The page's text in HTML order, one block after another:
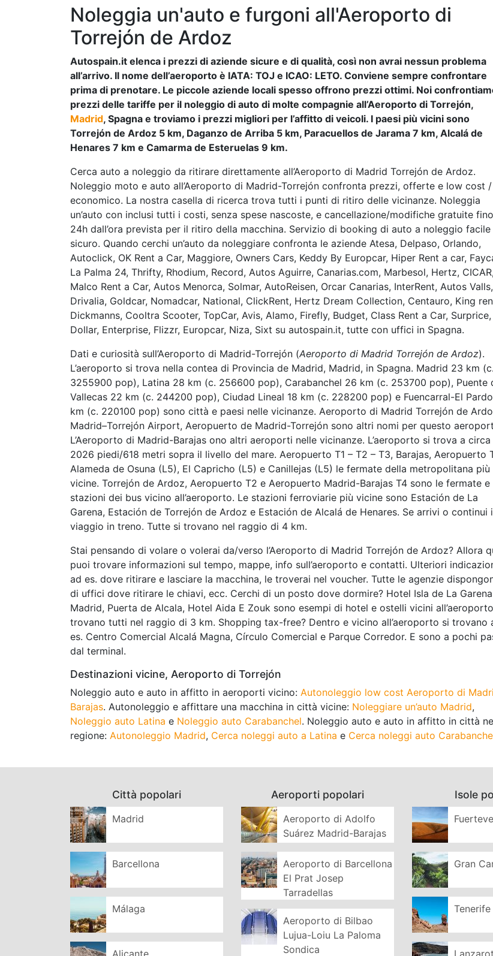
Noleggia un'auto e furgoni all'Aeroporto di
Torrejón de Ardoz
Autospain.it elenca i prezzi di aziende sicure e di qualità, così non avrai nessun problema
all’arrivo. Il nome dell’aeroporto è IATA: TOJ e ICAO: LETO. Conviene sempre confrontare
prima di prenotare. Le piccole aziende locali spesso offrono prezzi ottimi. Noi
prezzi delle tariffe per il noleggio di auto di molte compagnie all’Aeroporto di Torrejón,
Madrid, Spagna e troviamo i prezzi migliori per l’affitto di veicoli. I paesi più vicini sono
Torrejón de Ardoz 5 km, Daganzo de Arriba 5 km, Paracuellos de Jarama 7 km, Alcalá de
Henares 7 km e Camarma de Esteruelas 9 km.
Cerca auto a noleggio da ritirare direttamente all’Aeroporto di Madrid Torrejón de Ardoz.
Noleggio moto e auto all’Aeroporto di Madrid-Torrejón confronta prezzi, offerte e low cost /
economico. La nostra casella di ricerca trova tutti i punti di ritiro delle vicinanze. Noleggia
un’auto con inclusi tutti i costi, senza spese nascoste, e cancellazione/modifiche gratuite
24h dall’ora prevista per il ritiro della macchina. Servizio di booking di auto a noleggio facile
sicuro. Quando cerchi un’auto da noleggiare confronta le aziende Atesa, Delpaso, Orlando,
Autoclick, OK Rent a Car, Maggiore, Owners Cars, Keddy By Europcar, Hiper Rent a car,
La Palma 24, Thrifty, Rhodium, Record, Autos Aguirre, Canarias.com, Marbesol, Hertz, CICAR,
Malco Rent a Car, Autos Menorca, Solmar, AutoReisen, Orcar Canarias, InterRent, Autos Valls,
Drivalia, Goldcar, Nomadcar, National, ClickRent, Hertz Dream Collection, Centauro, King
Dickmanns, Cooltra Scooter, TopCar, Avis, Alamo, Firefly, Budget, Class Rent a Car, Surprice,
Dollar, Enterprise, Flizzr, Europcar, Niza, Sixt su autospain.it, tutte con uffici in Spagna.
Dati e curiosità sull’Aeroporto di Madrid-Torrejón (Aeroporto di Madrid Torrejón de Ardoz).
L’aeroporto si trova nella contea di Provincia de Madrid, Madrid, in Spagna. Madrid 23 km (c.
3255900 pop), Latina 28 km (c. 256600 pop), Carabanchel 26 km (c. 253700 pop), Puente
Vallecas 22 km (c. 244200 pop), Ciudad Lineal 18 km (c. 228200 pop) e Fuencarral-El
km (c. 220100 pop) sono città e paesi nelle vicinanze. Aeroporto di Madrid Torrejón de
Madrid–Torrejón Airport, Aeropuerto de Madrid-Torrejón sono altri nomi per questo
L’Aeroporto di Madrid-Barajas ono altri aeroporti nelle vicinanze. L’aeroporto si trova a circa
2026 piedi/618 metri sopra il livello del mare. Aeropuerto T1 – T2 – T3, Barajas, Aeropuerto
Alameda de Osuna (L5), El Capricho (L5) e Canillejas (L5) le fermate della metropolitana più
vicine. Torrejón de Ardoz, Aeropuerto T2 e Aeropuerto Madrid-Barajas T4 sono le fermate e
stazioni dei bus vicino all’aeroporto. Le stazioni ferroviarie più vicine sono Estación de La
Garena, Estación de Torrejón de Ardoz e Estación de Alcalá de Henares. Se arrivi o continui
viaggio in treno. Tutte si trovano nel raggio di 4 km.
Stai pensando di volare o volerai da/verso l’Aeroporto di Madrid Torrejón de Ardoz? Allora
puoi trovare informazioni sul tempo, mappe, info sull’aeroporto e contatti. Ulteriori
ad es. dove ritirare e lasciare la macchina, le troverai nel voucher. Tutte le agenzie
di uffici dove ritirare le chiavi, ecc. Cerchi di un posto dove dormire? Hotel Isla de La Garena
Madrid, Puerta de Alcala, Hotel Aida E Zouk sono esempi di hotel e ostelli vicini
trovano tutti nel raggio di 3 km. Shopping tax-free? Dentro e vicino all’aeroporto si trovano
es. Centro Comercial Alcalá Magna, Círculo Comercial e Parque Corredor. E sono a pochi
dal terminal.
Destinazioni vicine, Aeroporto di Torrejón
Noleggio auto e auto in affitto in aeroporti vicino: Autonoleggio low cost Aeroporto di
Barajas. Autonoleggio e affittare una macchina in città vicine: Noleggiare un’auto Madrid,
Noleggio auto Latina e Noleggio auto Carabanchel. Noleggio auto e auto in affitto in città
regione: Autonoleggio Madrid, Cerca noleggi auto a Latina e Cerca noleggi auto
Città popolari
Madrid
Barcellona
Málaga
Alicante
Aeroporti popolari
Aeroporto di Adolfo
Suárez Madrid-Barajas
Aeroporto di Barcellona
El Prat Josep
Tarradellas
Aeroporto di Bilbao
Lujua-Loiu La Paloma
Sondica
Isole
Gran
Tenerife